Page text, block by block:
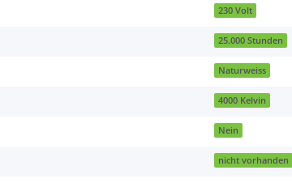
230 Volt
25.000 Stunden
Naturweiss
4000 Kelvin
Nein
nicht vorhanden